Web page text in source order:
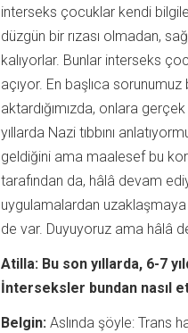
interseks çocuklar kendi
düzgün bir rızası olmadan,
kalıyorlar. Bunlar interseks
açıyor. En başlıca
aktardığımızda, onlara gerçek
yıllarda Nazi tıbbını
geldiğini ama maalesef bu
tarafından da, hâlâ devam
uygulamalardan
de var. Duyuyoruz ama hâlâ
Atilla: Bu son yıllarda, 6-7
İnterseksler bundan nasıl
Belgin: Aslında şöyle: Trans